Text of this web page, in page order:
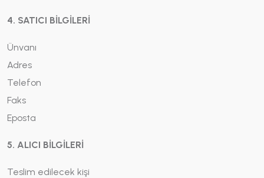
4. SATICI BİLGİLERİ
Ünvanı
Adres
Telefon
Faks
Eposta
5. ALICI BİLGİLERİ
Teslim edilecek kişi